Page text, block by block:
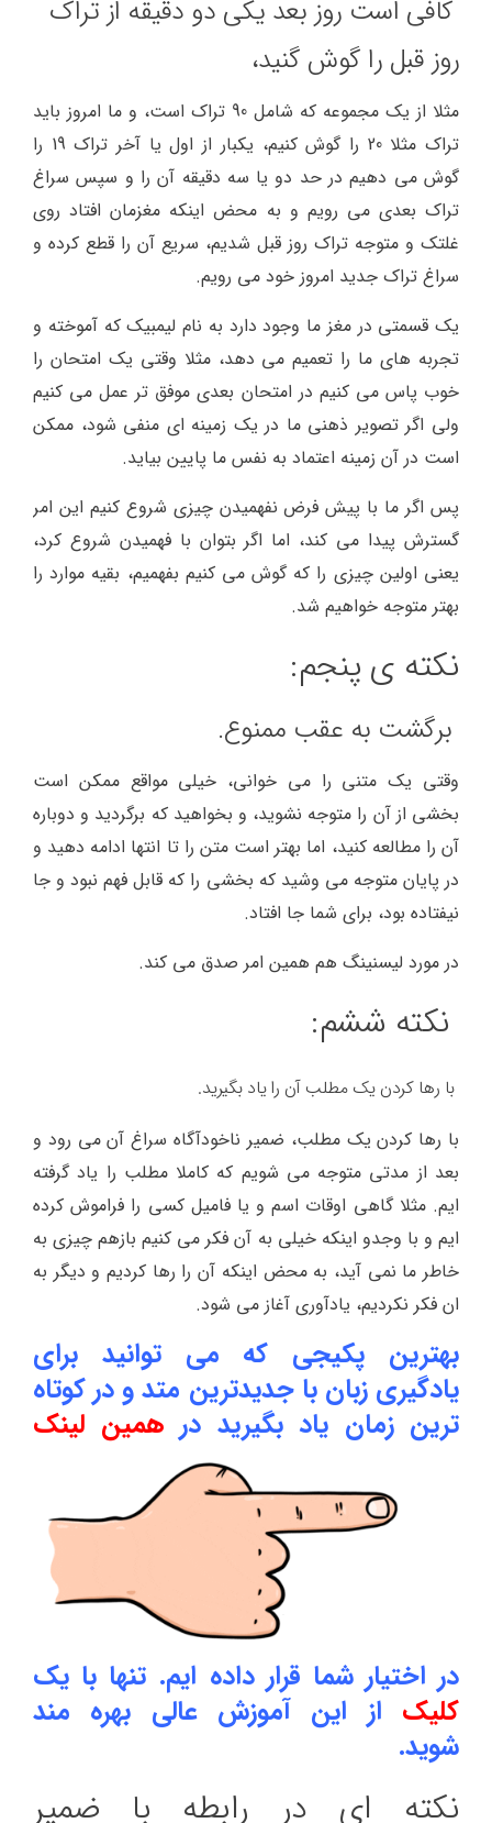
کافی است روز بعد یکی دو دقیقه از تراک
روز قبل را گوش گنید،
مثلا از یک مجموعه که شامل 90 تراک است، و ما امروز باید
تراک مثلا 20 را گوش کنیم، یکبار از اول یا آخر تراک 19 را
گوش می دهیم در حد دو یا سه دقیقه آن را و سپس سراغ
تراک بعدی می رویم و به محض اینکه مغزمان افتاد روی
غلتک و متوجه تراک روز قبل شدیم، سریع آن را قطع کرده و
سراغ تراک جدید امروز خود می رویم.
یک قسمتی درمغز ما وجود دارد به نام لیمبیک که آموخته و
تجربه های ما را تعمیم می دهد، مثلا وقتی یک امتحان را
خوب پاس می کنیم در امتحان بعدی موفق تر عمل می کنیم
ولی اگر تصویر ذهنی ما در یک زمینه ای منفی شود، ممکن
است در آن زمینه اعتماد به نفس ما پایین بیاید.
پس اگر ما با پیش فرض نفهمیدن چیزی شروع کنیم این امر
گسترش پیدا می کند، اما اگر بتوان با فهمیدن شروع کرد،
یعنی اولین چیزی را که گوش می کنیم بفهمیم، بقیه موارد را
بهتر متوجه خواهیم شد.
نکته ی پنجم:
برگشت به عقب ممنوع.
وقتی یک متنی را می خوانی، خیلی مواقع ممکن است
بخشی از آن را متوجه نشوید، و بخواهید که برگردید و دوباره
آن را مطالعه کنید، اما بهتر است متن را تا انتها ادامه دهید و
در پایان متوجه می وشید که بخشی را که قابل فهم نبود و جا
نیفتاده بود، برای شما جا افتاد.
در مورد لیسنینگ هم همین امر صدق می کند.
نکته ششم:
با رها کردن یک مطلب آن را یاد بگیرید.
با رها کردن یک مطلب، ضمیر ناخودآگاه سراغ آن می رود و
بعد از مدتی متوجه می شویم که کاملا مطلب را یاد گرفته
ایم. مثلا گاهی اوقات اسم و یا فامیل کسی را فراموش کرده
ایم و با وجدو اینکه خیلی به آن فکر می کنیم بازهم چیزی به
خاطر ما نمی آید، به محض اینکه آن را رها کردیم و دیگر به
ان فکر نکردیم، یادآوری آغاز می شود.
بهترین پکیجی که می توانید برای
یادگیری زبان با جدیدترین متد و در کوتاه
ترین زمان یاد بگیرید در همین لینک
در اختیار شما قرار داده ایم. تنها با یک
کلیک از این آموزش عالی بهره مند
شوید.
نکته ای در رابطه با ضمیر